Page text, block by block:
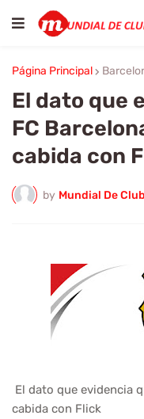
Página Principal
El dato que
FC
cabida con
by Mundial De
El dato que evidencia
cabida con Flick